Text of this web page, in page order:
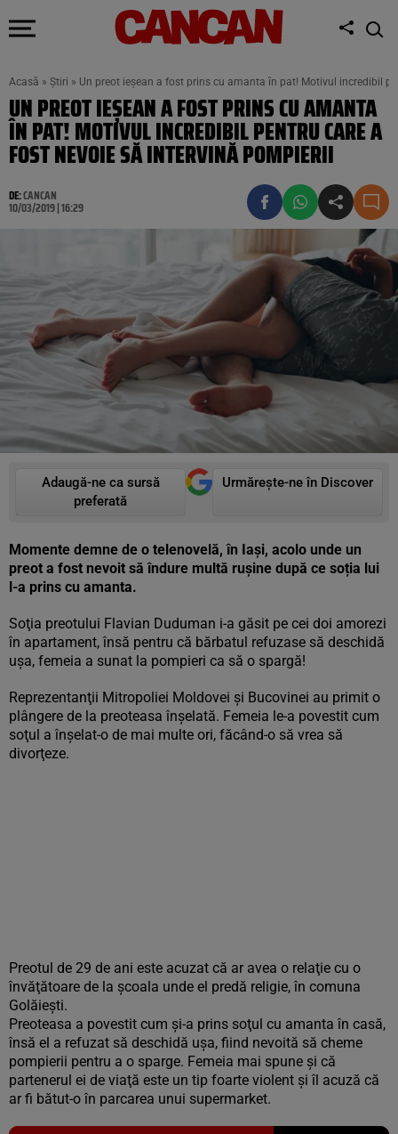
Acasă » Știri » Un preot ieșean a fost prins cu amanta în pat! Motivul incredibil
UN PREOT IEȘEAN A FOST PRINS CU AMANTA
ÎN PAT! MOTIVUL INCREDIBIL PENTRU CARE A
FOST NEVOIE SĂ INTERVINĂ POMPIERII
DE:CANCAN
10/03/2019 | 16:29
Adaugă-ne ca sursă
preferată
Urmărește-ne în Discover
Momente demne de o telenovelă, în Iași, acolo unde un
preot a fost nevoit să îndure multă rușine după ce soția lui
l-a prins cu amanta.
Soţia preotului Flavian Duduman i-a găsit pe cei doi amorezi
în apartament, însă pentru că bărbatul refuzase să deschidă
uşa, femeia a sunat la pompieri ca să o spargă!
Reprezentanţii Mitropoliei Moldovei şi Bucovinei au primit o
plângere de la preoteasa înşelată. Femeia le-a povestit cum
soţul a înşelat-o de mai multe ori, făcând-o să vrea să
divorţeze.
Preotul de 29 de ani este acuzat că ar avea o relaţie cu o
învăţătoare de la şcoala unde el predă religie, în comuna
Golăieşti.
Preoteasa a povestit cum şi-a prins soţul cu amanta în casă,
însă el a refuzat să deschidă uşa, fiind nevoită să cheme
pompierii pentru a o sparge. Femeia mai spune şi că
partenerul ei de viaţă este un tip foarte violent şi îl acuză că
ar fi bătut-o în parcarea unui supermarket.